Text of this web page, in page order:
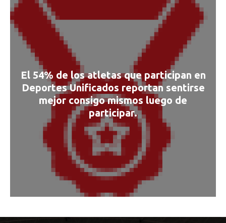
El 54% de los atletas que participan en
Deportes Unificados reportan sentirse
mejor consigo mismos luego de
participar.